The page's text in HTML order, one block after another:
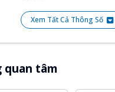
183 mm x 183 mm x 41 mm
Xem Tất Cả Thông Số
quan tâm